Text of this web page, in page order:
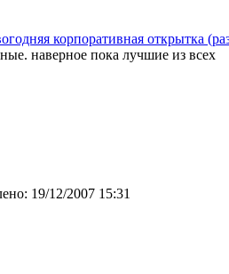
корпоративная открытка
наверное пока лучшие из всех
19/12/2007 15:31